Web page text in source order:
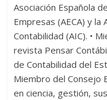
Asociación Española
Empresas (AECA) y
Contabilidad (AIC). •
revista Pensar
de Contabilidad del
Miembro del Consejo
en ciencia, gestión,